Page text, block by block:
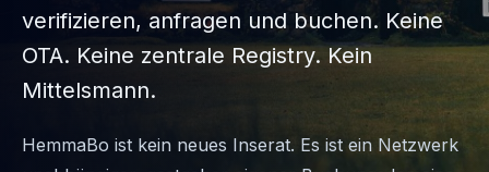
verifizieren, anfragen und buchen. Keine
OTA. Keine zentrale Registry. Kein
Mittelsmann.
HemmaBo ist kein neues Inserat. Es ist ein Netzwerk